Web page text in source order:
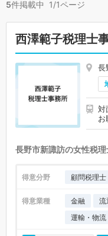
信濃川田駅 (0) 若穂駅 (0)
5件掲載中 1/1ページ
西澤範子税理士
長
対
お
長野市新諏訪の女性税理
得意分野 顧問税理士
得意業種 金融 流
運輸・物流